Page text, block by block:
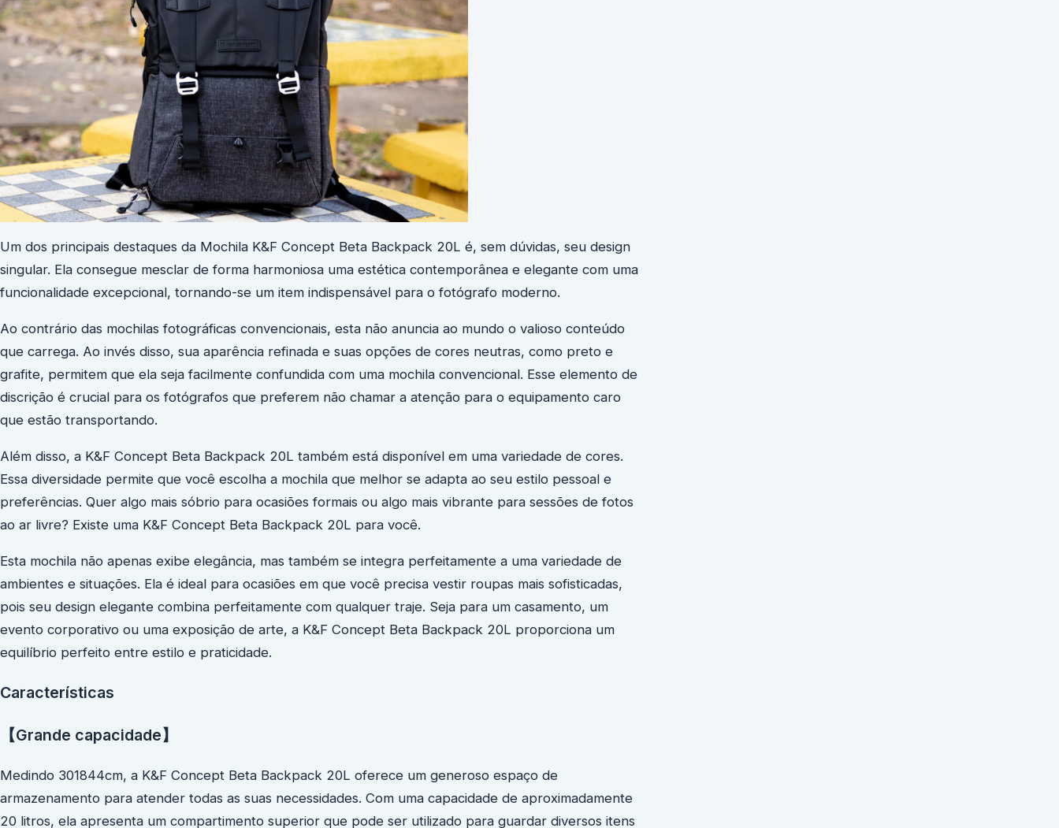
Um dos principais destaques da Mochila K&F Concept Beta Backpack 20L é, sem dúvidas, seu design
singular. Ela consegue mesclar de forma harmoniosa uma estética contemporânea e elegante com uma
funcionalidade excepcional, tornando-se um item indispensável para o fotógrafo moderno.
Ao contrário das mochilas fotográficas convencionais, esta não anuncia ao mundo o valioso conteúdo
que carrega. Ao invés disso, sua aparência refinada e suas opções de cores neutras, como preto e
grafite, permitem que ela seja facilmente confundida com uma mochila convencional. Esse elemento de
discrição é crucial para os fotógrafos que preferem não chamar a atenção para o equipamento caro
que estão transportando.
Além disso, a K&F Concept Beta Backpack 20L também está disponível em uma variedade de cores.
Essa diversidade permite que você escolha a mochila que melhor se adapta ao seu estilo pessoal e
preferências. Quer algo mais sóbrio para ocasiões formais ou algo mais vibrante para sessões de fotos
ao ar livre? Existe uma K&F Concept Beta Backpack 20L para você.
Esta mochila não apenas exibe elegância, mas também se integra perfeitamente a uma variedade de
ambientes e situações. Ela é ideal para ocasiões em que você precisa vestir roupas mais sofisticadas,
pois seu design elegante combina perfeitamente com qualquer traje. Seja para um casamento, um
evento corporativo ou uma exposição de arte, a K&F Concept Beta Backpack 20L proporciona um
equilíbrio perfeito entre estilo e praticidade.
Características
【Grande capacidade】
Medindo 301844cm, a K&F Concept Beta Backpack 20L oferece um generoso espaço de
armazenamento para atender todas as suas necessidades. Com uma capacidade de aproximadamente
20 litros, ela apresenta um compartimento superior que pode ser utilizado para guardar diversos itens